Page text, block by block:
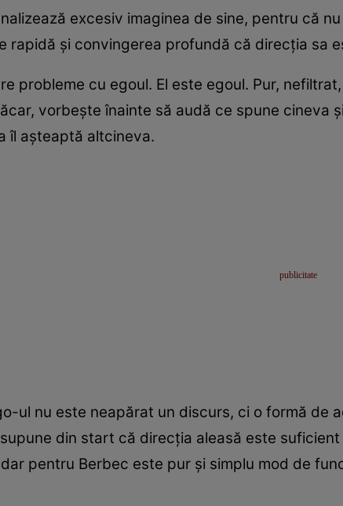
excesiv imaginea de sine, pentru că
rapidă și convingerea profundă că direcția sa
probleme cu egoul. El este egoul. Pur,
vorbește înainte să audă ce spune cineva
îl așteaptă altcineva.
ul nu este neapărat un discurs, ci o formă de
din start că direcția aleasă este
pentru Berbec este pur și simplu mod de